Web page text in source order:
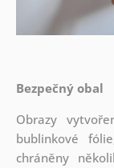
Bezpečný obal
Obrazy
bublinkové
chráněny